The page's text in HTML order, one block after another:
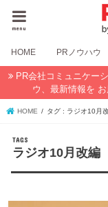
menu
HOME PRノウハウ
PR会社コミュニケー
ウ、最新情報を
HOME タグ : ラジオ10月
ラジオ10月改編